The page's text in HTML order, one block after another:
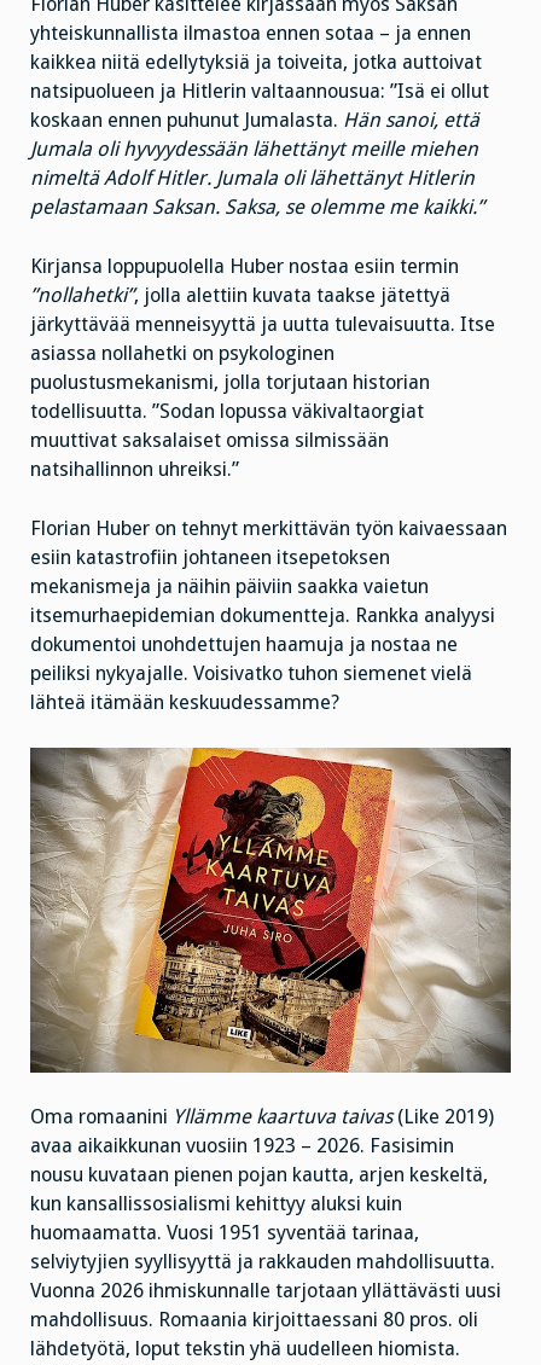
Florian Huber käsittelee kirjassaan myös Saksan
yhteiskunnallista ilmastoa ennen sotaa – ja ennen
kaikkea niitä edellytyksiä ja toiveita, jotka auttoivat
natsipuolueen ja Hitlerin valtaannousua: ”Isä ei ollut
koskaan ennen puhunut Jumalasta. Hän sanoi, että
Jumala oli hyvyydessään lähettänyt meille miehen
nimeltä Adolf Hitler. Jumala oli lähettänyt Hitlerin
pelastamaan Saksan. Saksa, se olemme me kaikki.”
Kirjansa loppupuolella Huber nostaa esiin termin
”nollahetki”, jolla alettiin kuvata taakse jätettyä
järkyttävää menneisyyttä ja uutta tulevaisuutta. Itse
asiassa nollahetki on psykologinen
puolustusmekanismi, jolla torjutaan historian
todellisuutta. ”Sodan lopussa väkivaltaorgiat
muuttivat saksalaiset omissa silmissään
natsihallinnon uhreiksi.”
Florian Huber on tehnyt merkittävän työn kaivaessaan
esiin katastrofiin johtaneen itsepetoksen
mekanismeja ja näihin päiviin saakka vaietun
itsemurhaepidemian dokumentteja. Rankka analyysi
dokumentoi unohdettujen haamuja ja nostaa ne
peiliksi nykyajalle. Voisivatko tuhon siemenet vielä
lähteä itämään keskuudessamme?
Oma romaanini Yllämme kaartuva taivas(Like 2019)
avaa aikaikkunan vuosiin 1923 – 2026. Fasisimin
nousu kuvataan pienen pojan kautta, arjen keskeltä,
kun kansallissosialismi kehittyy aluksi kuin
huomaamatta. Vuosi 1951 syventää tarinaa,
selviytyjien syyllisyyttä ja rakkauden mahdollisuutta.
Vuonna 2026 ihmiskunnalle tarjotaan yllättävästi uusi
mahdollisuus. Romaania kirjoittaessani 80 pros. oli
lähdetyötä, loput tekstin yhä uudelleen hiomista.